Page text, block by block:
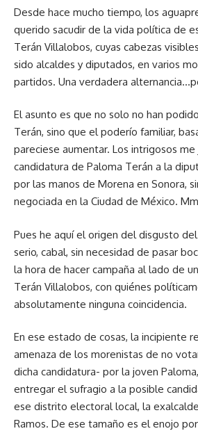
Desde hace mucho tiempo, los
querido sacudir de la vida política de
Terán Villalobos, cuyas cabezas
sido alcaldes y diputados, en varios
partidos. Una verdadera
El asunto es que no solo no han
Terán, sino que el poderío familiar,
pareciese aumentar. Los intrigosos me
candidatura de Paloma Terán a la
por las manos de Morena en Sonora,
negociada en la Ciudad de México.
Pues he aquí el origen del disgusto del
serio, cabal, sin necesidad de pasar
la hora de hacer campaña al lado de
Terán Villalobos, con quiénes
absolutamente ninguna coincidencia.
En ese estado de cosas, la incipiente
amenaza de los morenistas de no
dicha candidatura- por la joven
entregar el sufragio a la posible
ese distrito electoral local, la
Ramos. De ese tamaño es el enojo